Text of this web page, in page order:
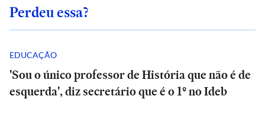
Perdeu essa?
EDUCAÇÃO
'Sou o único professor de História que não é de
esquerda', diz secretário que é o 1º no Ideb